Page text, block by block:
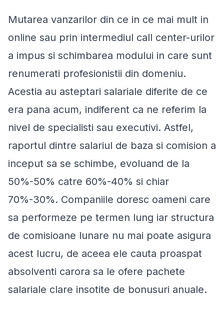
Mutarea vanzarilor din ce in ce mai mult in
online sau prin intermediul call center-urilor
a impus si schimbarea modului in care sunt
renumerati profesionistii din domeniu.
Acestia au asteptari salariale diferite de ce
era pana acum, indiferent ca ne referim la
nivel de specialisti sau executivi. Astfel,
raportul dintre salariul de baza si comision a
inceput sa se schimbe, evoluand de la
50%-50% catre 60%-40% si chiar
70%-30%. Companiile doresc oameni care
sa performeze pe termen lung iar structura
de comisioane lunare nu mai poate asigura
acest lucru, de aceea ele cauta proaspat
absolventi carora sa le ofere pachete
salariale clare insotite de bonusuri anuale.